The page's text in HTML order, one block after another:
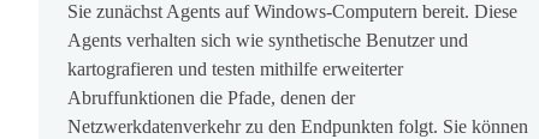
Sie zunächst Agents auf Windows-Computern bereit. Diese
Agents verhalten sich wie synthetische Benutzer und
kartografieren und testen mithilfe erweiterter
Abruffunktionen die Pfade, denen der
Netzwerkdatenverkehr zu den Endpunkten folgt. Sie können